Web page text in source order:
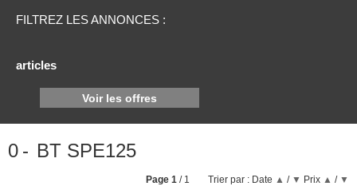
FILTREZ LES ANNONCES :
articles
Voir les offres
0 BT SPE125
Trier par : Date ▲ / ▼ Prix ▲ / ▼
Page 1 / 1